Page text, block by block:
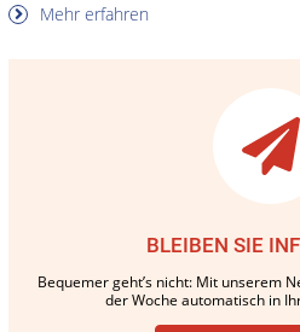
Mehr erfahren
BLEIBEN SIE
Bequemer geht’s nicht: Mit unserem
der Woche automatisch in